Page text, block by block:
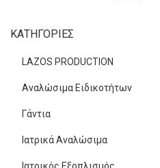
ΚΑΤΗΓΟΡΙΕΣ
LAZOS PRODUCTION
Αναλώσιμα Ειδικοτήτων
Γάντια
Ιατρικά Αναλώσιμα
Ιατρικός Εξοπλισμός